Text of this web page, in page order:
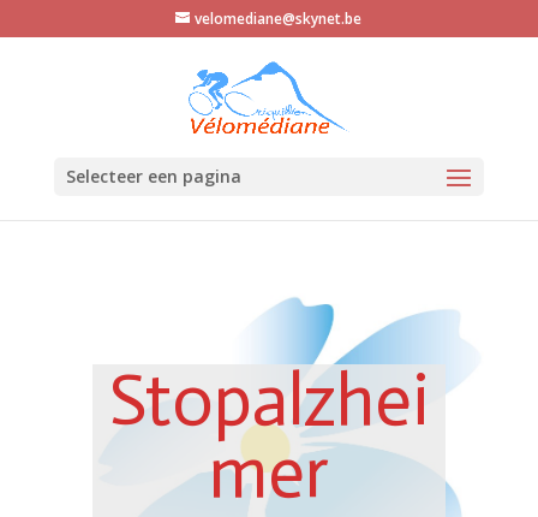
velomediane@skynet.be
Selecteer een pagina
Stopalzhei
mer